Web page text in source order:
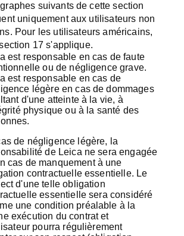
suivants de cette section
uniquement aux utilisateurs non
Pour les utilisateurs américains,
17 s'applique.
est responsable en cas de faute
ou de négligence grave.
est responsable en cas de
légère en cas de dommages
d'une atteinte à la vie, à
physique ou à la santé des
de négligence légère, la
de Leica ne sera engagée
cas de manquement à une
contractuelle essentielle. Le
d'une telle obligation
essentielle sera considéré
une condition préalable à la
exécution du contrat et
pourra régulièrement